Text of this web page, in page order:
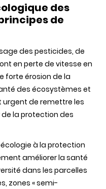
des
de
des pesticides, de
en perte de vitesse en
forte érosion de la
des écosystèmes et
urgent de remettre les
la protection des
à la protection
améliorer la santé
dans les parcelles
zones « semi-